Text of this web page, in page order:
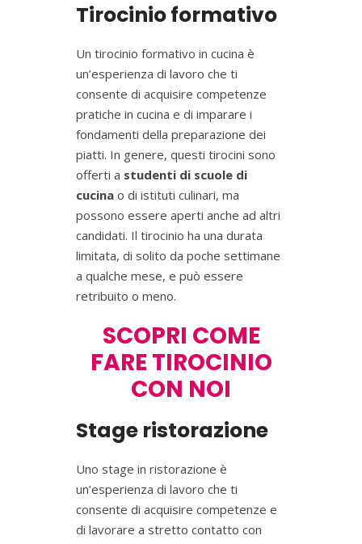
Tirocinio formativo
Un tirocinio formativo in cucina è
un’esperienza di lavoro che ti
consente di acquisire competenze
pratiche in cucina e di imparare i
fondamenti della preparazione dei
piatti. In genere, questi tirocini sono
offerti a studenti di scuole di
cucina o di istituti culinari, ma
possono essere aperti anche ad altri
candidati. Il tirocinio ha una durata
limitata, di solito da poche settimane
a qualche mese, e può essere
retribuito o meno.
SCOPRI COME
FARE TIROCINIO
CON NOI
Stage ristorazione
Uno stage in ristorazione è
un’esperienza di lavoro che ti
consente di acquisire competenze e
di lavorare a stretto contatto con